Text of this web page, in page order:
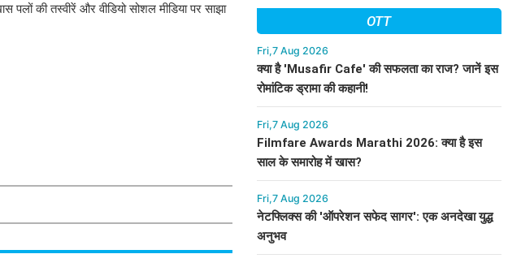
पलों की तस्वीरें और वीडियो सोशल मीडिया पर साझा
OTT
Fri,7 Aug 2026
क्या है 'Musafir Cafe' की सफलता का राज? जानें इस
रोमांटिक ड्रामा की कहानी!
Fri,7 Aug 2026
Filmfare Awards Marathi 2026: क्या है इस
साल के समारोह में खास?
Fri,7 Aug 2026
नेटफ्लिक्स की 'ऑपरेशन सफेद सागर': एक अनदेखा युद्ध
अनुभव